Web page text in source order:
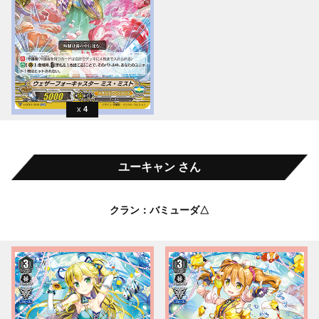
4
ユーキャン さん
クラン：バミューダ△